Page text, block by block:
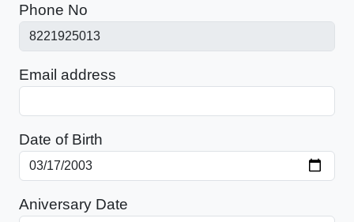
Phone No
Email address
Date of Birth
Aniversary Date